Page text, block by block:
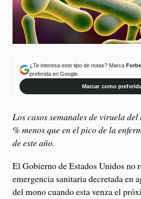
¿Te interesa este tipo de notas? Marca
preferida en Google.
Marcar como
Los casos semanales de viruela
% menos que en el pico de la
de este año.
El Gobierno de Estados Unidos no
emergencia sanitaria decretada en
del mono cuando esta venza el